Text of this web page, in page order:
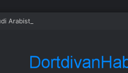
Arabistan ile nükleer program